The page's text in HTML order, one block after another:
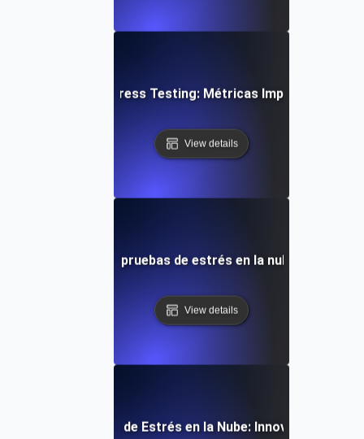
Cloud Stress Testing: Métricas Importantes
View details
comunes en las pruebas de estrés en la nube y cómo
View details
de las Pruebas de Estrés en la Nube: Innovaciones y